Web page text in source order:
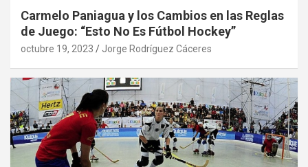
Carmelo Paniagua y los Cambios en las Reglas
de Juego: “Esto No Es Fútbol Hockey”
octubre 19, 2023 Jorge Rodríguez Cáceres